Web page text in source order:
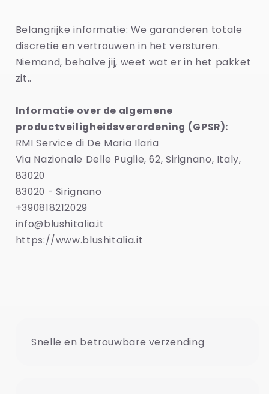
Belangrijke informatie: We garanderen totale
discretie en vertrouwen in het versturen.
Niemand, behalve jij, weet wat er in het pakket
zit..
Informatie over de algemene
productveiligheidsverordening (GPSR):
RMI Service di De Maria Ilaria
Via Nazionale Delle Puglie, 62, Sirignano, Italy,
83020
83020 - Sirignano
+390818212029
info@blushitalia.it
https://www.blushitalia.it
Snelle en betrouwbare verzending